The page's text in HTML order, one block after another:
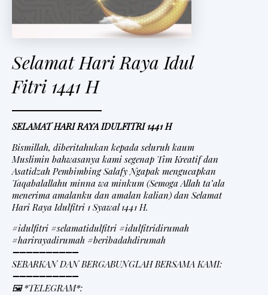
Selamat Hari Raya Idul
Fitri 1441 H
SELAMAT HARI RAYA IDULFITRI 1441 H
Bismillah, diberitahukan kepada seluruh kaum
Muslimin bahwasanya kami segenap Tim Kreatif dan
Asatidzah Pembimbing Salafy Ngapak mengucapkan
Taqabalallahu minna wa minkum (Semoga Allah ta’ala
menerima amalanku dan amalan kalian) dan Selamat
Hari Raya Idulfitri 1 Syawal 1441 H.
#idulfitri #selamatidulfitri #idulfitridirumah
#harirayadirumah #beribadahdirumah
➖➖➖➖➖➖➖➖➖➖
SEBARKAN DAN BERGABUNGLAH BERSAMA KAMI:
➖➖➖➖➖➖➖➖➖➖
🖼 *TELEGRAM*: